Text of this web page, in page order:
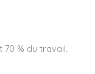
% du travail.